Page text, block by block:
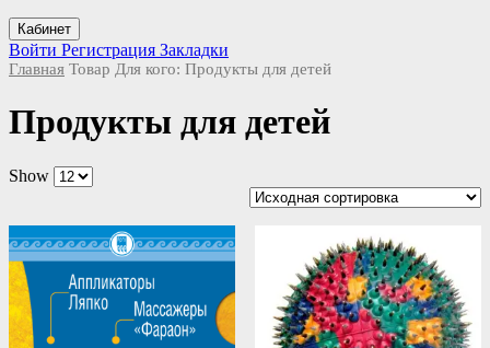
Кабинет
Войти Регистрация Закладки
Главная Товар Для кого: Продукты для детей
Продукты для детей
Show